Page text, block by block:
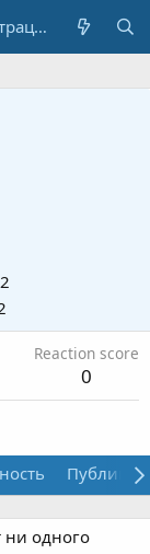
Регистрация
Reaction score
0
ни одного